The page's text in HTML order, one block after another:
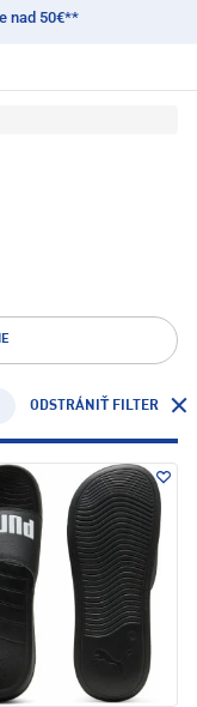
nad 50€**
ODSTRÁNIŤ FILTER